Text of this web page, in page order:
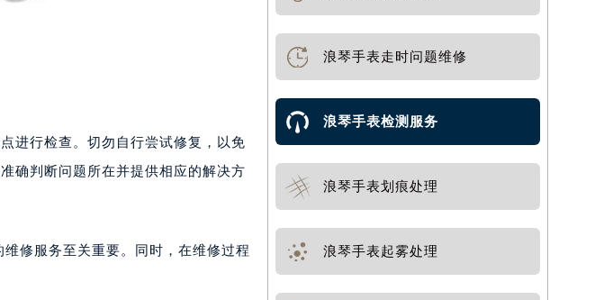
进行检查。切勿自行尝试修复，以免
确判断问题所在并提供相应的解决方
修服务至关重要。同时，在维修过程
浪琴手表走时问题维修
浪琴手表检测服务
浪琴手表划痕处理
浪琴手表起雾处理